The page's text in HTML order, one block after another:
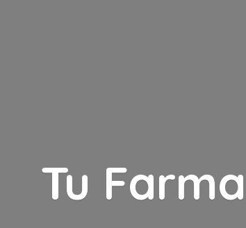
Tu